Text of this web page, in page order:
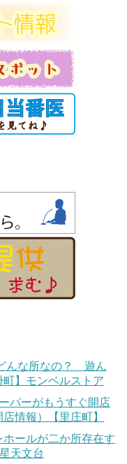
んな所なの？ 遊ん
】モンベルストア
パーがもうすぐ開店
情報）【里庄町】
ールが二か所存在す
天文台